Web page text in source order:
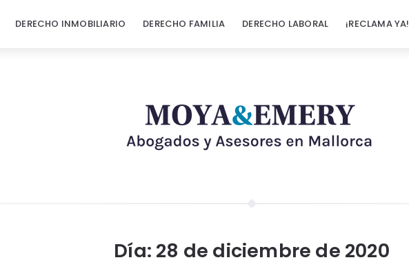
DERECHO INMOBILIARIO DERECHO FAMILIA DERECHO LABORAL ¡RECLAMA YA!
Día: 28 de diciembre de 2020